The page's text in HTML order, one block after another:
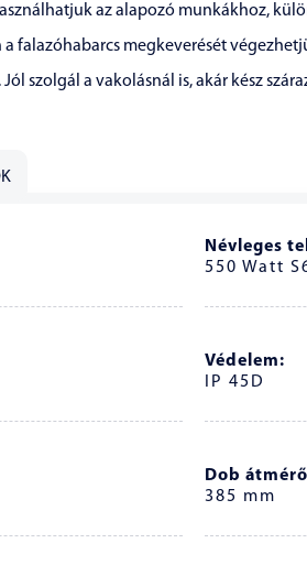
az alapozó munkákhoz,
a falazóhabarcs megkeverését
szolgál a vakolásnál is, akár kész
Névleges
550 Watt
Védelem:
IP 45D
Dob
385 mm